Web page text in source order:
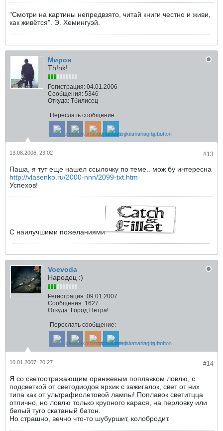
"Смотри на картины непредвзято, читай книги честно и живи,
как живётся". Э. Хемингуэй.
Мирон
Th!nk!
Регистрация: 04.01.2006
Сообщения: 5346
Откуда: Тбилисец
Переслать сообщение:
#13
13.08.2006, 23:02
Паша, я тут еще нашел ссылочку по теме.. мож бу интересна
http://vlasenko.ru/2000-nnn/2099-txt.htm
Успехов!
С наилучшими пожеланиями
Voevoda
Народец :)
Регистрация: 09.01.2007
Сообщения: 1627
Откуда: Город Петра!
Переслать сообщение:
#14
10.01.2007, 20:27
Я со светоотражающим оранжевым поплавком ловлю, с
подсветкой от светодиодов ярхик с зажигалок, свет от них
типа как от ультрафиолетовой лампы! Поплавок светитцца
отлично, но ловлю только крупного карася, на перловку или
белый туго скатаный батон.
Но страшно, вечно что-то шубуршит, колобродит.